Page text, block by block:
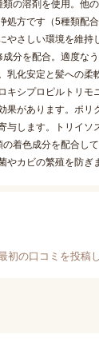
の溶剤を使用。他
処方です（5種類配
やさしい環境を維
分を配合。適度な
乳化安定と髪への
キシプロピルトリ
果があります。ポ
与します。トリイ
着色成分を配合し
カビの繁殖を防ぎ
初の口コミを投稿